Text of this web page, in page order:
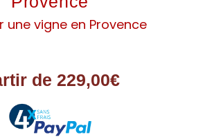
une vigne en Provence
de 229,00€